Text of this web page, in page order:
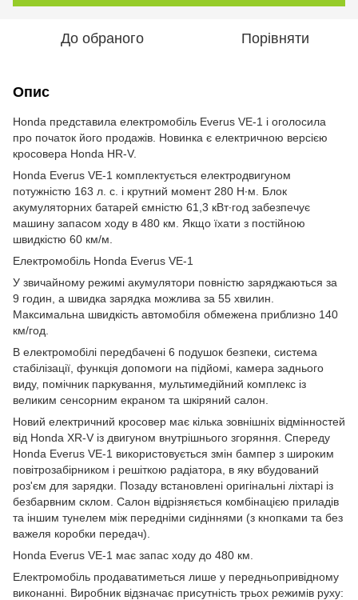
До обраного Порівняти
Опис
Honda представила електромобіль Everus VE-1 і оголосила
про початок його продажів. Новинка є електричною версією
кросовера Honda HR-V.
Honda Everus VE-1 комплектується електродвигуном
потужністю 163 л. с. і крутний момент 280 Н∙м. Блок
акумуляторних батарей ємністю 61,3 кВт∙год забезпечує
машину запасом ходу в 480 км. Якщо їхати з постійною
швидкістю 60 км/м.
Електромобіль Honda Everus VE-1
У звичайному режимі акумулятори повністю заряджаються за
9 годин, а швидка зарядка можлива за 55 хвилин.
Максимальна швидкість автомобіля обмежена приблизно 140
км/год.
В електромобілі передбачені 6 подушок безпеки, система
стабілізації, функція допомоги на підйомі, камера заднього
виду, помічник паркування, мультимедійний комплекс із
великим сенсорним екраном та шкіряний салон.
Новий електричний кросовер має кілька зовнішніх відмінностей
від Honda XR-V із двигуном внутрішнього згоряння. Спереду
Honda Everus VE-1 використовується змін бампер з широким
повітрозабірником і решіткою радіатора, в яку вбудований
роз'єм для зарядки. Позаду встановлені оригінальні ліхтарі із
безбарвним склом. Салон відрізняється комбінацією приладів
та іншим тунелем між передніми сидіннями (з кнопками та без
важеля коробки передач).
Honda Everus VE-1 має запас ходу до 480 км.
Електромобіль продаватиметься лише у передньопривідному
виконанні. Виробник відзначає присутність трьох режимів руху: